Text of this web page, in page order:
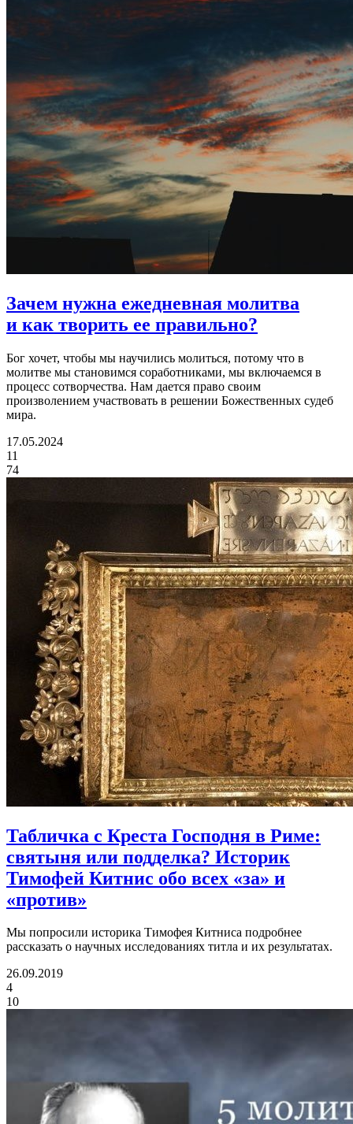
Зачем нужна ежедневная молитва
и как творить ее правильно?
Бог хочет, чтобы мы научились молиться, потому что в
молитве мы становимся соработниками, мы включаемся в
процесс сотворчества. Нам дается право своим
произволением участвовать в решении Божественных судеб
мира.
17.05.2024
11
74
Табличка с Креста Господня в Риме:
святыня или подделка? Историк
Тимофей Китнис обо всех «за» и
«против»
Мы попросили историка Тимофея Китниса подробнее
рассказать о научных исследованиях титла и их результатах.
26.09.2019
4
10